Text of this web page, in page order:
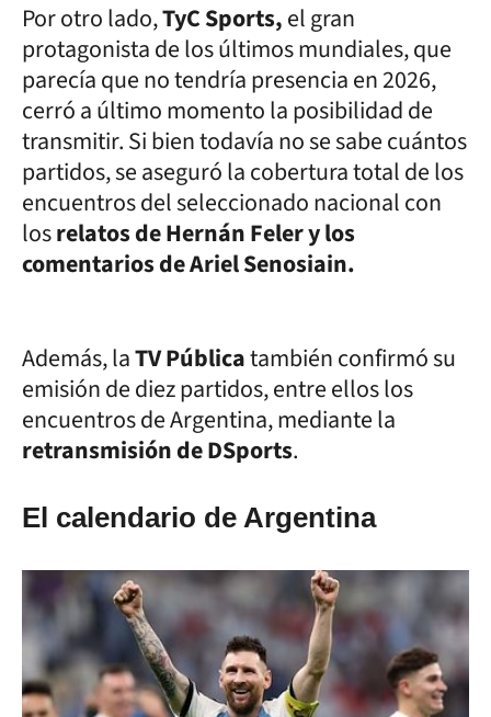
Por otro lado,TyC Sports,el gran
protagonista de los últimos mundiales, que
parecía que no tendría presencia en 2026,
cerró a último momento la posibilidad de
transmitir. Si bien todavía no se sabe cuántos
partidos, se aseguró la cobertura total de los
encuentros del seleccionado nacional con
losrelatos de Hernán Feler y los
comentarios de Ariel Senosiain.
Además, laTV Públicatambién confirmó su
emisión de diez partidos, entre ellos los
encuentros de Argentina, mediante la
retransmisión de DSports.
El calendario de Argentina